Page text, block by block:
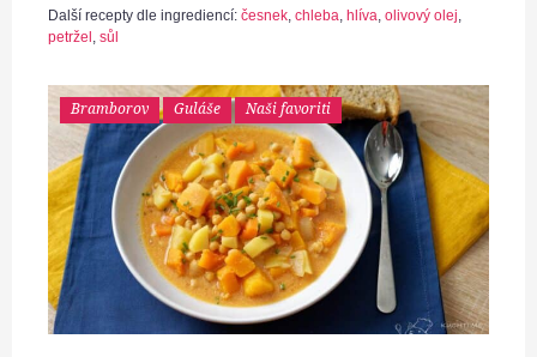
Další recepty dle ingrediencí: česnek, chleba, hlíva, olivový olej,
petržel , sůl
Bramborov Guláše Naši favoriti